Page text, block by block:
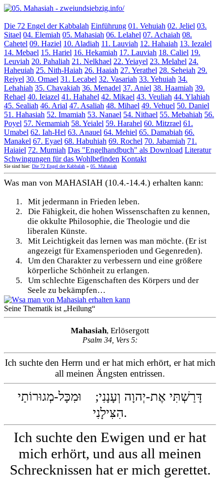
Die 72 Engel der Kabbalah Einführung 01. Vehuiah 02. Jeliel 03.
Sitael 04. Elemiah 05. Mahasiah 06. Lelahel 07. Achaiah 08.
Cahetel 09. Haziel 10. Aladiah 11. Lauviah 12. Hahaiah 13. Iezalel
14. Mebael 15. Hariel 16. Hekamiah 17. Lauviah 18. Caliel 19.
Leuviah 20. Pahaliah 21. Nelkhael 22. Yeiayel 23. Melahel 24.
Haheuiah 25. Nith-Haiah 26. Haaiah 27. Yerathel 28. Seheiah 29.
Reiyel 30. Omael 31. Lecabel 32. Vasariah 33. Yehuiah 34.
Lehahiah 35. Chavakiah 36. Menadel 37. Aniel 38. Haamiah 39.
Rehael 40. Ieiazel 41. Hahahel 42. Mikael 43. Veuliah 44. Ylahiah
45. Sealiah 46. Arial 47. Asaliah 48. Mihael 49. Vehuel 50. Daniel
51. Hahasiah 52. Imamiah 53. Nanael 54. Nithael 55. Mebahiah 56.
Poyel 57. Nemamiah 58. Yeialel 59. Harahel 60. Mitzrael 61.
Umabel 62. Iah-Hel 63. Anauel 64. Mehiel 65. Damabiah 66.
Manakel 67. Eyael 68. Habuhiah 69. Rochel 70. Jabamiah 71.
Haiaiel 72. Mumiah Das "Engelhandbuch" als Download Literatur
Schwingungen für das Wohlbefinden Kontakt
Sie sind hier: Die 72 Engel der Kabbalah » 05. Mahasiah
Was man von MAHASIAH (10.4.-14.4.) erhalten kann:
1.
Mit jedermann in Frieden leben.
2.
Die Fähigkeit, die hohen Wissenschaften zu kennen,
die okkulte Philosophie, die Theologie und die
liberalen Künste.
3.
Mit Leichtigkeit das lernen was man möchte. (Er ist
angezeigt für Examensperioden und Gegenreden).
4.
Um den Charakter zu verbessern und eine größere
körperliche Schönheit zu erlangen.
5.
Um schlechte Eigenschaften des Körpers und der
Seele zu bekämpfen…
Seine Thematik ist „Heilung“
Mahasiah, Erlösergott
Psalm 34, Vers 5:
Ich suchte den Herrn und er hat mich erhört, er hat mich
all meinen Ängsten entrissen.
דָּרַשְׁתִּי אֶת-יְהוָה וְעָנָנִי; וּמִכָּל-מְגוּרוֹתַי
הִצִּילָנִי.
Ich suchte den Ewigen und er hat
mich erhört, und aus all meinen
Schrecknissen hat er mich gerettet.